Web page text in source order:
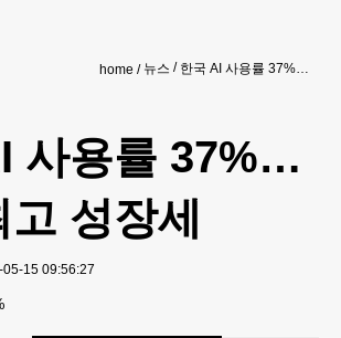
home 뉴스 한국 AI 사용률 37%… 세계 최고 성장세
사용률 37%…
성장세
05-15 09:56:27